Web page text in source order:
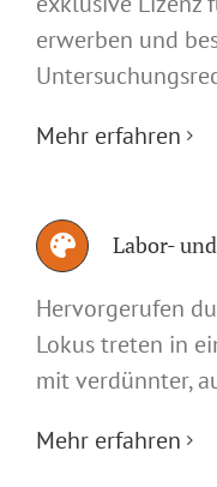
erwerben und
Mehr erfahren
Labor-
Hervorgerufen
Lokus treten in
mit verdünnter,
Mehr erfahren